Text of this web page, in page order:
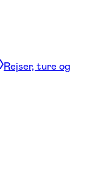
Rejser, ture og